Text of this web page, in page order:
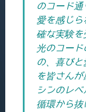
のコード
愛を感じ
確な実験を
光のコー
の、喜び
を皆さん
シンのレ
循環から抜